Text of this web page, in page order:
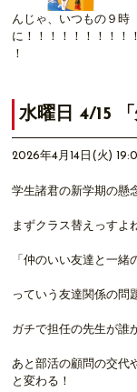
んじゃ、いつもの９時
に！！！！！！！！！
！
水曜日 4/15
2026年4月14日(火)
学生諸君の新学期の懸
まずクラス替えっすよ
「仲のいい友達と一緒
っていう友達関係の問
ガチで担任の先生が誰
あと部活の顧問の交代
と変わる！